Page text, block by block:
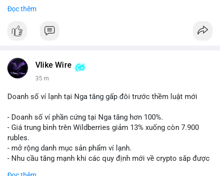
📰 Nguồn: Decrypt
• CoinGecko Trending: PENGU, TUT, ACE, CASHCAT, ANSEM,
• LunarCrush Trending: Ethereum, Solana, Dogecoin, Polkadot,
Tinh hà say hi
• Binance Square: Cộng đồng đang tranh luận về lệnh
xấu từ SpaceX/Musk.
• Tin tức quốc tế: US spot Bitcoin ETFs ghi nhận dòng tiền 1 tỷ
USD; Nansen founder dự báo Bitcoin không dưới 60K; Chi tiêu
thẻ Crypto đạt ATH 759 triệu USD.
• Thông báo Binance: Hỗ trợ cổ tức Apple/IBM qua bStocks;
Đọc thêm
Vlike Wire
35 m
Doanh số ví lạnh tại Nga tăng gấp đôi trước thềm luật mới
- Doanh số ví phần cứng tại Nga tăng hơn 100%.
- Giá trung bình trên Wildberries giảm 13% xuống còn 7.900
rubles.
- mở rộng danh mục sản phẩm ví lạnh.
- Nhu cầu tăng mạnh khi các quy định mới về crypto sắp được